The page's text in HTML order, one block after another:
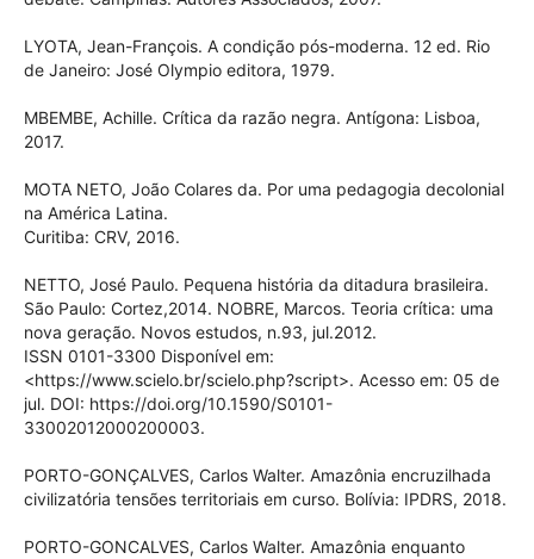
LYOTA, Jean-François. A condição pós-moderna. 12 ed. Rio
de Janeiro: José Olympio editora, 1979.
MBEMBE, Achille. Crítica da razão negra. Antígona: Lisboa,
2017.
MOTA NETO, João Colares da. Por uma pedagogia decolonial
na América Latina.
Curitiba: CRV, 2016.
NETTO, José Paulo. Pequena história da ditadura brasileira.
São Paulo: Cortez,2014. NOBRE, Marcos. Teoria crítica: uma
nova geração. Novos estudos, n.93, jul.2012.
ISSN 0101-3300 Disponível em:
<https://www.scielo.br/scielo.php?script>. Acesso em: 05 de
jul. DOI: https://doi.org/10.1590/S0101-
33002012000200003.
PORTO-GONÇALVES, Carlos Walter. Amazônia encruzilhada
civilizatória tensões territoriais em curso. Bolívia: IPDRS, 2018.
PORTO-GONCALVES, Carlos Walter. Amazônia enquanto